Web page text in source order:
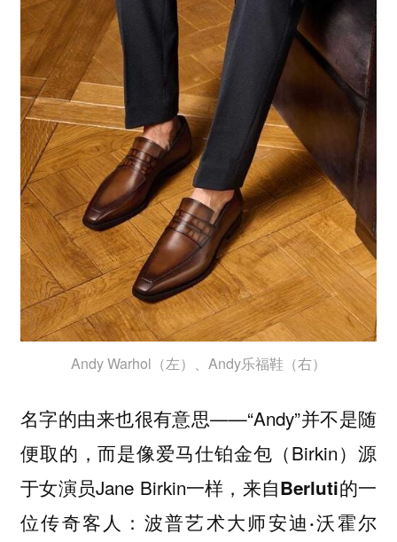
Andy Warhol（左）、Andy乐福鞋（右）
名字的由来也很有意思——“Andy”并不是随
便取的，而是像爱马仕铂金包（Birkin）源
于女演员Jane Birkin一样， 来自Berluti的一
位传奇客人：波普艺术大师安迪·沃霍尔